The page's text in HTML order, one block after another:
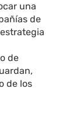
una
de
de
de los